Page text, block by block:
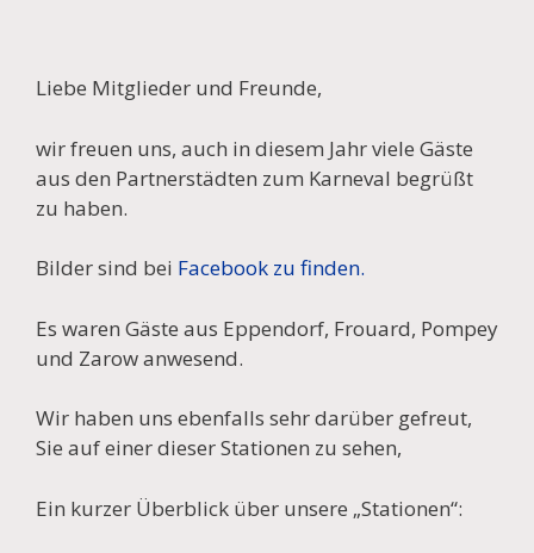
Liebe Mitglieder und Freunde,
wir freuen uns, auch in diesem Jahr viele Gäste
aus den Partnerstädten zum Karneval begrüßt
zu haben.
Bilder sind bei Facebook zu finden.
Es waren Gäste aus Eppendorf, Frouard, Pompey
und Zarow anwesend.
Wir haben uns ebenfalls sehr darüber gefreut,
Sie auf einer dieser Stationen zu sehen,
Ein kurzer Überblick über unsere „Stationen“: